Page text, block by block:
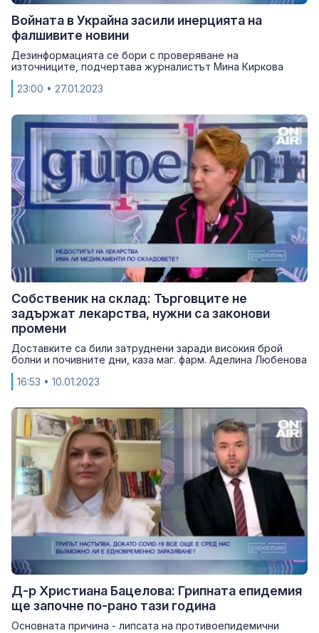
Войната в Украйна засили инерцията на
фалшивите новини
Дезинформацията се бори с проверяване на
източниците, подчертава журналистът Мина Киркова
23:00 • 27.01.2023
Собственик на склад: Търговците не
задържат лекарства, нужни са законови
промени
Доставките са били затруднени заради високия брой
болни и почивните дни, каза маг. фарм. Аделина Любенова
16:53 • 10.01.2023
Д-р Христиана Бацелова: Грипната епидемия
ще започне по-рано тази година
Основната причина - липсата на противоепидемични